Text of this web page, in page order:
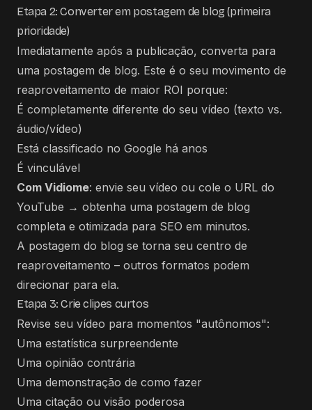
Etapa 2: Converter em postagem de blog (primeira
prioridade)
Imediatamente após a publicação, converta para
uma postagem de blog. Este é o seu movimento de
reaproveitamento de maior ROI porque:
É completamente diferente do seu vídeo (texto vs.
áudio/vídeo)
Está classificado no Google há anos
É vinculável
Com Vidiome: envie seu vídeo ou cole o URL do
YouTube → obtenha uma postagem de blog
completa e otimizada para SEO em minutos.
A postagem do blog se torna seu centro de
reaproveitamento – outros formatos podem
direcionar para ela.
Etapa 3: Crie clipes curtos
Revise seu vídeo para momentos "autônomos":
Uma estatística surpreendente
Uma opinião contrária
Uma demonstração de como fazer
Uma citação ou visão poderosa